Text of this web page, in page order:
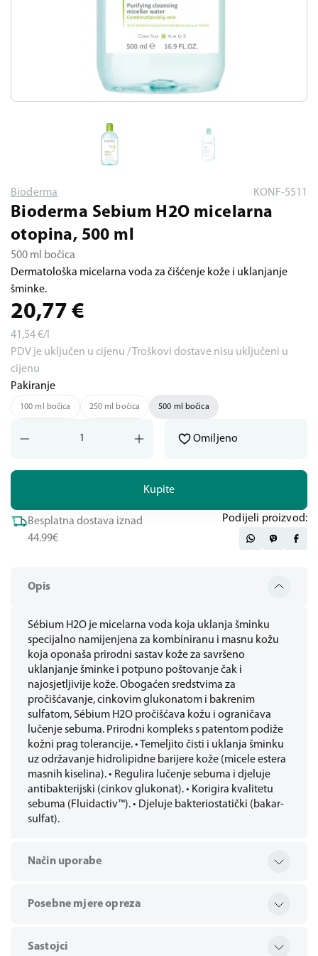
Opis
Sébium H2O je micelarna voda koja uklanja šminku
specijalno namijenjena za kombiniranu i masnu kožu
koja oponaša prirodni sastav kože za savršeno
uklanjanje šminke i potpuno poštovanje čak i
najosjetljivije kože. Obogaćen sredstvima za
pročišćavanje, cinkovim glukonatom i bakrenim
sulfatom, Sébium H2O pročišćava kožu i ograničava
lučenje sebuma. Prirodni kompleks s patentom podiže
kožni prag tolerancije. • Temeljito čisti i uklanja šminku
uz održavanje hidrolipidne barijere kože (micele estera
masnih kiselina). • Regulira lučenje sebuma i djeluje
antibakterijski (cinkov glukonat). • Korigira kvalitetu
sebuma (Fluidactiv™). • Djeluje bakteriostatički (bakar-
sulfat).
Način uporabe
Posebne mjere opreza
Sastojci
Bioderma KONF-5511
Bioderma Sebium H2O micelarna
otopina, 500 ml
500 ml bočica
Dermatološka micelarna voda za čišćenje kože i uklanjanje
šminke.
20,77 €
41,54€/l
PDV je uključen u cijenu / Troškovi dostave nisu uključeni u
cijenu
Pakiranje
100 ml bočica 250 ml bočica 500 ml bočica
Kupite
Omiljeno
Besplatna dostava iznad
44.99€
Podijeli proizvod: